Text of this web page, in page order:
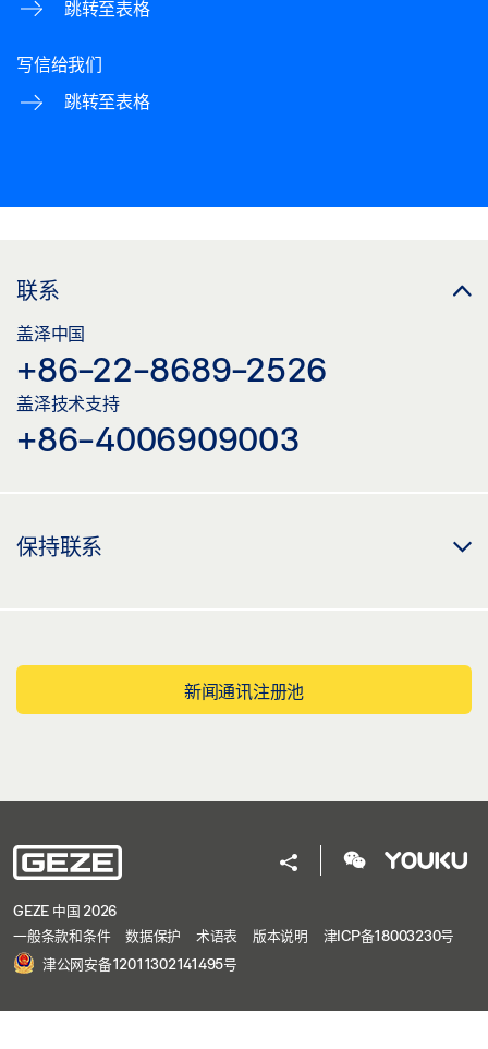
跳转至表格
写信给我们
跳转至表格
联系
盖泽中国
+86-22-8689-2526
盖泽技术支持
+86-4006909003
保持联系
新闻通讯注册池
GEZE 中国 2026
一般条款和条件
数据保护 术语表 版本说明
津ICP备18003230号
津公网安备12011302141495号